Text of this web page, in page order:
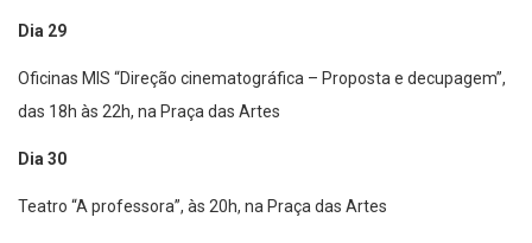
Dia 29
Oficinas MIS “Direção cinematográfica – Proposta e decupagem”,
das 18h às 22h, na Praça das Artes
Dia 30
Teatro “A professora”, às 20h, na Praça das Artes